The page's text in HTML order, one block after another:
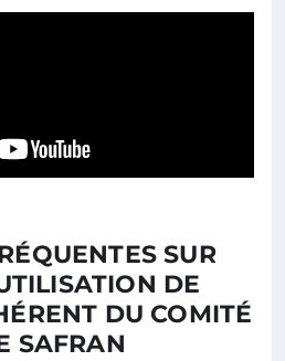
SUR
DE
DU COMITÉ
SAFRAN